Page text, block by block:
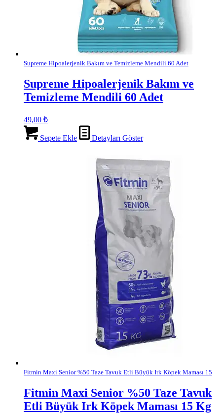
Supreme Hipoalerjenik Bakım ve Temizleme Mendili 60 Adet
Supreme Hipoalerjenik Bakım ve
Temizleme Mendili 60 Adet
49,00 ₺
Sepete Ekle Detayları Göster
Fitmin Maxi Senior %50 Taze Tavuk Etli Büyük Irk Köpek Maması 15
Fitmin Maxi Senior %50 Taze Tavuk
Etli Büyük Irk Köpek Maması 15 Kg